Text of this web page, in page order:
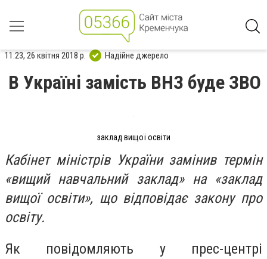
11:23, 26 квітня 2018 р. Надійне джерело
В Україні замість ВНЗ буде ЗВО
заклад вищої освіти
Кабінет міністрів України замінив термін
«вищий навчальний заклад» на «заклад
вищої освіти», що відповідає закону про
освіту.
Як повідомляють у прес-центрі